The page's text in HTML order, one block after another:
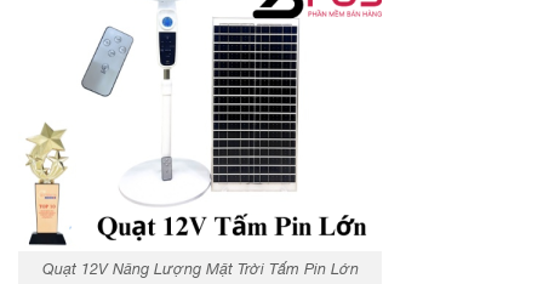
Quạt 12V Năng Lượng Mặt Trời Tấm Pin Lớn